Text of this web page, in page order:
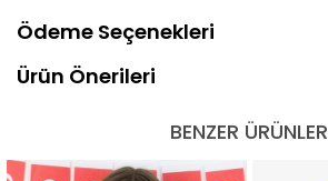
Ödeme Seçenekleri
Ürün Önerileri
BENZER ÜRÜNLER